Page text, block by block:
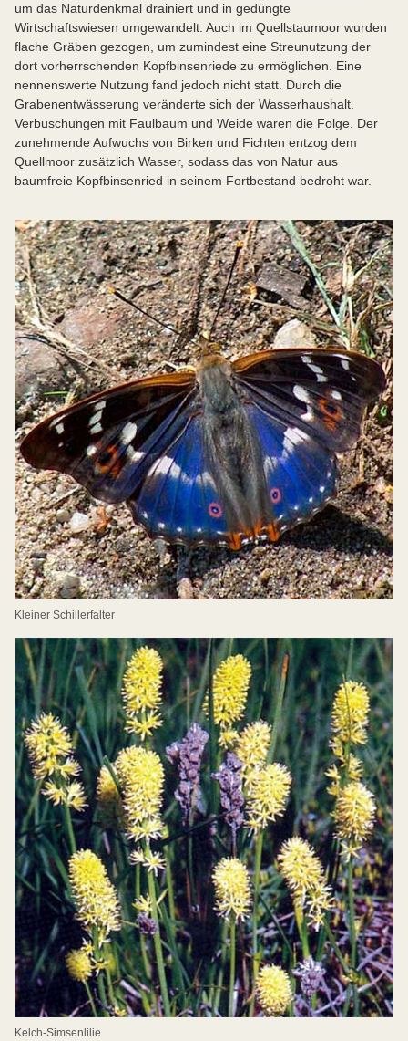
um das Naturdenkmal drainiert und in gedüngte
Wirtschaftswiesen umgewandelt. Auch im Quellstaumoor wurden
flache Gräben gezogen, um zumindest eine Streunutzung der
dort vorherrschenden Kopfbinsenriede zu ermöglichen. Eine
nennenswerte Nutzung fand jedoch nicht statt. Durch die
Grabenentwässerung veränderte sich der Wasserhaushalt.
Verbuschungen mit Faulbaum und Weide waren die Folge. Der
zunehmende Aufwuchs von Birken und Fichten entzog dem
Quellmoor zusätzlich Wasser, sodass das von Natur aus
baumfreie Kopfbinsenried in seinem Fortbestand bedroht war.
Kleiner Schillerfalter
Kelch-Simsenlilie